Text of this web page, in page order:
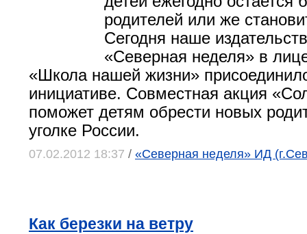
родителей или же
Сегодня наше
«Северная неделя» в
«Школа нашей жизни»
инициативе. Совместная акция
поможет детям обрести новых
уголке России.
07.02.2012 18:37 / «Северная неделя» ИД
Как березки на ветру